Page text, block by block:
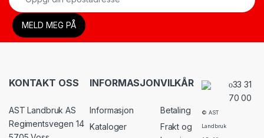
KONTAKT OSS
AST Landbruk AS
Regimentsvegen 14
INFORMASJON
Informasjon
Kataloger
VILKÅR
Betaling
Frakt og
© AST
Landbruk
33 31
70 00